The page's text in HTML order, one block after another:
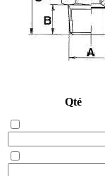
Qté